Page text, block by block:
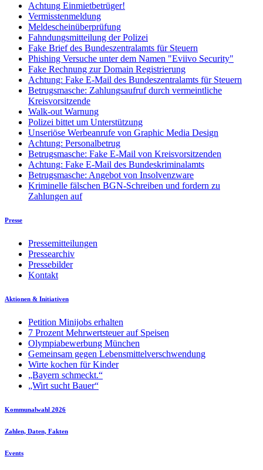
Achtung Einmietbetrüger!
Vermisstenmeldung
Meldescheinüberprüfung
Fahndungsmitteilung der Polizei
Fake Brief des Bundeszentralamts für Steuern
Phishing Versuche unter dem Namen "Eviivo Security"
Fake Rechnung zur Domain Registrierung
Achtung: Fake E-Mail des Bundeszentralamts für Steuern
Betrugsmasche: Zahlungsaufruf durch vermeintliche
Kreisvorsitzende
Walk-out Warnung
Polizei bittet um Unterstützung
Unseriöse Werbeanrufe von Graphic Media Design
Achtung: Personalbetrug
Betrugsmasche: Fake E-Mail von Kreisvorsitzenden
Achtung: Fake E-Mail des Bundeskriminalamts
Betrugsmasche: Angebot von Insolvenzware
Kriminelle fälschen BGN-Schreiben und fordern zu
Zahlungen auf
Presse
Pressemitteilungen
Pressearchiv
Pressebilder
Kontakt
Aktionen & Initiativen
Petition Minijobs erhalten
7 Prozent Mehrwertsteuer auf Speisen
Olympiabewerbung München
Gemeinsam gegen Lebensmittelverschwendung
Wirte kochen für Kinder
„Bayern schmeckt.“
„Wirt sucht Bauer“
Kommunalwahl 2026
Zahlen, Daten, Fakten
Events